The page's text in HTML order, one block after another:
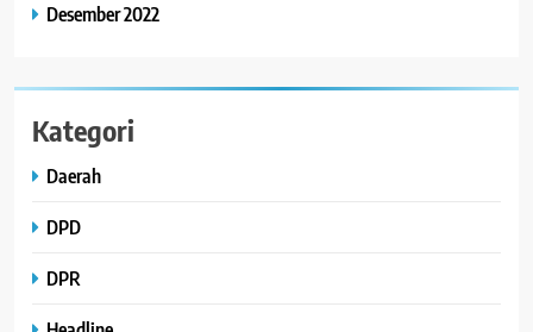
Desember 2022
Kategori
Daerah
DPD
DPR